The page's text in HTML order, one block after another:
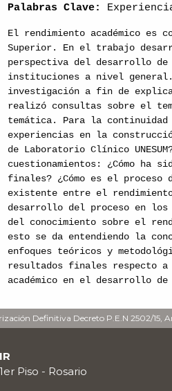
Palabras Clave:
El rendimiento académico es
Superior. En el trabajo
perspectiva del desarrollo
instituciones a nivel general.
investigación a fin de
realizó consultas sobre el
temática. Para la
experiencias en la
de Laboratorio Clínico
cuestionamientos: ¿Cómo
finales? ¿Cómo es el
existente entre el
desarrollo del proceso en
del conocimiento sobre el
esto se da entendiendo la
enfoques teóricos y
resultados finales respecto
académico en el desarrollo
Definitiva Decreto P.E.N 2502/15,
Piso - Rosario